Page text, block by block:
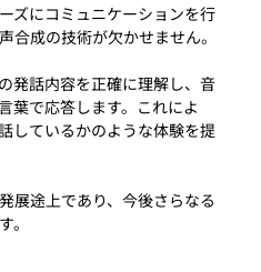
ズにコミュニケーションを行
合成の技術が欠かせません。
発話内容を正確に理解し、音
葉で応答します。これによ
しているかのような体験を提
展途上であり、今後さらなる